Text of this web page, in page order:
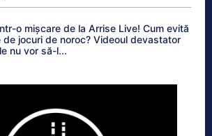
o mișcare de la Arrise Live! Cum evită
de jocuri de noroc? Videoul devastator
nu vor să-l...